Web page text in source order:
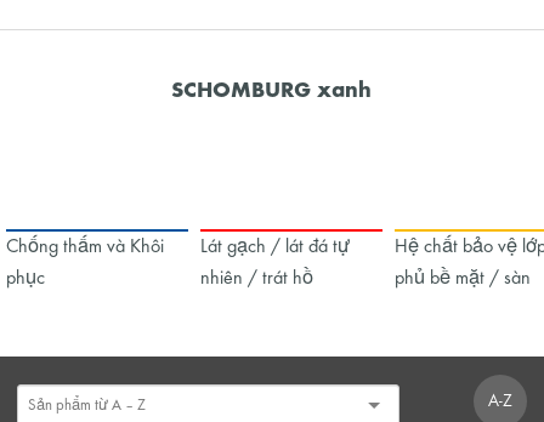
SCHOMBURG xanh
Chống thấm và Khôi
phục
Lát gạch / lát đá tự
nhiên / trát hồ
Hệ chất bảo vệ
phủ bề mặt / sàn
A-Z